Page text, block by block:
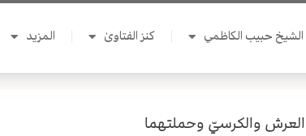
الشيخ حبيب الكاظمي كنز الفتاوىٰ المزيد
والكرسيّ وحملتهما